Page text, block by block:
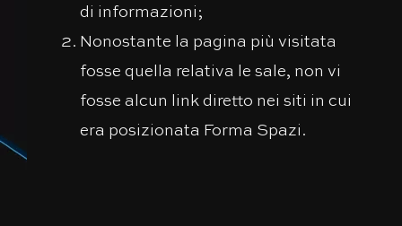
di informazioni;
Nonostante la pagina più visitata
fosse quella relativa le sale, non vi
fosse alcun link diretto nei siti in cui
era posizionata Forma Spazi.